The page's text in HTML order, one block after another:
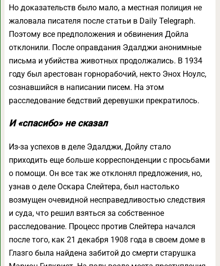
Но доказательств было мало, а местная полиция не
жаловала писателя после статьи в Daily Telegraph.
Поэтому все предположения и обвинения Дойла
отклонили. После оправдания Эдалджи анонимные
письма и убийства животных продолжались. В 1934
году был арестован горнорабочий, некто Энох Ноулс,
сознавшийся в написании писем. На этом
расследование бедствий деревушки прекратилось.
И «спасибо» не сказал
Из-за успехов в деле Эдалджи, Дойлу стало
приходить еще больше корреспонденции с просьбами
о помощи. Он все так же отклонял предложения, но,
узнав о деле Оскара Слейтера, был настолько
возмущен очевидной несправедливостью следствия
и суда, что решил взяться за собственное
расследование. Процесс против Слейтера начался
после того, как 21 декабря 1908 года в своем доме в
Глазго была найдена забитой до смерти старушка